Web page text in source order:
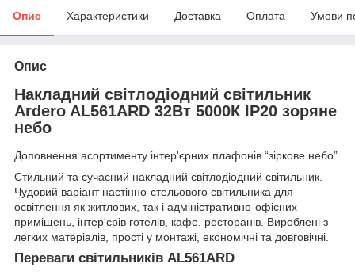
Опис Характеристики Доставка Оплата Умови
Опис
Накладний світлодіодний світильник
Ardero AL561ARD 32Вт 5000К IP20 зоряне
небо
Доповнення асортименту інтер'єрних плафонів “зіркове небо”.
Стильний та сучасний накладний світлодіодний світильник.
Чудовий варіант настінно-стельового світильника для
освітлення як житлових, так і адміністративно-офісних
приміщень, інтер'єрів готелів, кафе, ресторанів. Вироблені з
легких матеріалів, прості у монтажі, економічні та довговічні.
Переваги світильників AL561ARD